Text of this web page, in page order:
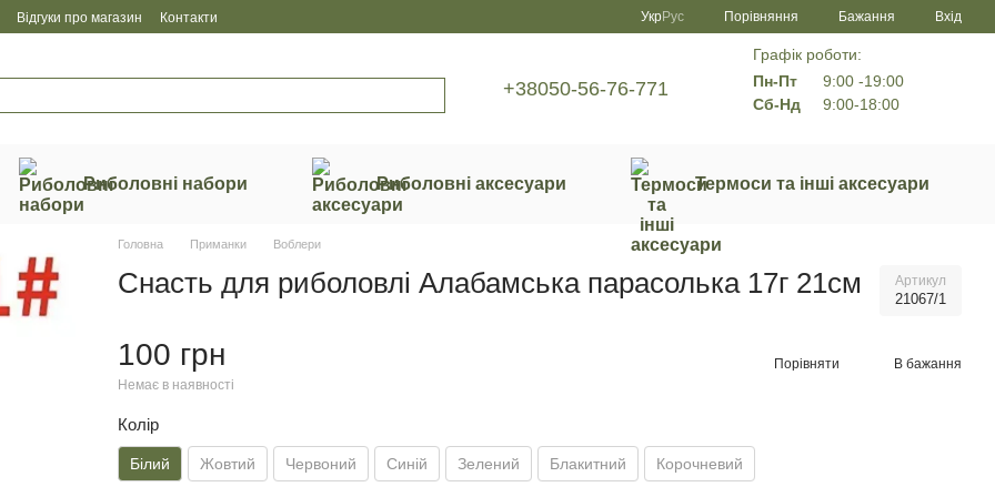
Відгуки про магазин Контакти УкрРус Порівняння Бажання Вхід
+38050-56-76-771
Графік роботи:
Пн-Пт
9:00 -19:00
Сб-Нд
9:00-18:00
Риболовні набори Риболовні аксесуари Термоси та інші аксесуари
Головна Приманки Воблери
Снасть для риболовлі Алабамська парасолька 17г 21см Артикул
21067/1
100 грн
Немає в наявності
Порівняти В бажання
Колір
Білий Жовтий Червоний Синій Зелений Блакитний Корочневий